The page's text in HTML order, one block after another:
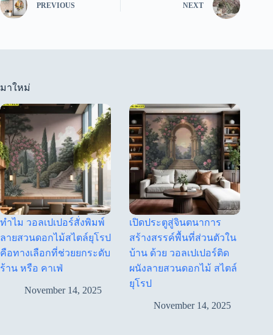
PREVIOUS NEXT
มาใหม่
ทำไม วอลเปเปอร์สั่งพิมพ์
ลายสวนดอกไม้สไตล์ยุโรป
คือทางเลือกที่ช่วยยกระดับ
ร้าน หรือ คาเฟ่
November 14, 2025
เปิดประตูสู่จินตนาการ
สร้างสรรค์พื้นที่ส่วนตัวใน
บ้าน ด้วย วอลเปเปอร์ติด
ผนังลายสวนดอกไม้ สไตล์
ยุโรป
November 14, 2025